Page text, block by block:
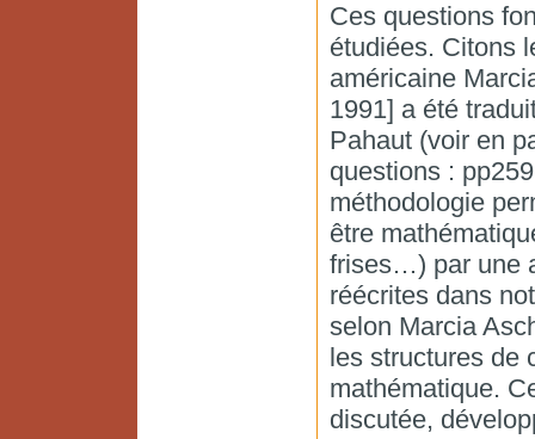
Ces questions
étudiées. Citons
américaine
1991] a été
Pahaut (voir en
questions :
méthodologie
être
frises…) par une
réécrites dans
selon Marcia
les structures de
mathématique.
discutée,